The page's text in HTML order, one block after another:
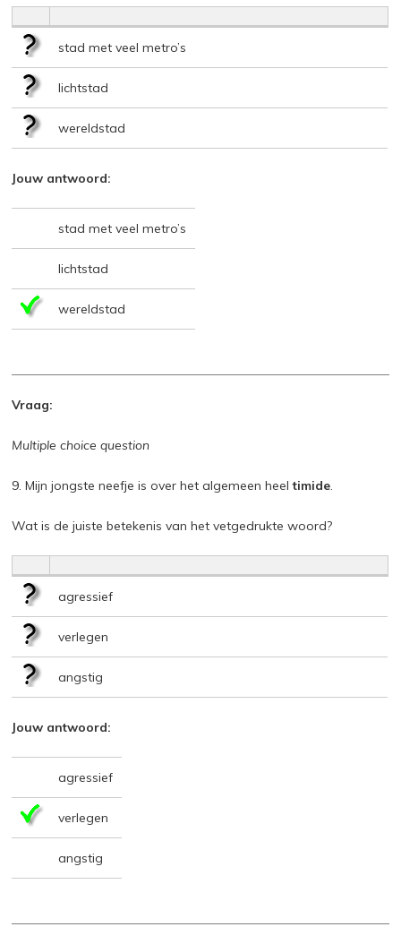
stad met veel metro’s
lichtstad
wereldstad
Jouw antwoord:
stad met veel metro’s
lichtstad
wereldstad
Vraag:
Multiple choice question
9. Mijn jongste neefje is over het algemeen heeltimide.
Wat is de juiste betekenis van het vetgedrukte woord?
agressief
verlegen
angstig
Jouw antwoord:
agressief
verlegen
angstig